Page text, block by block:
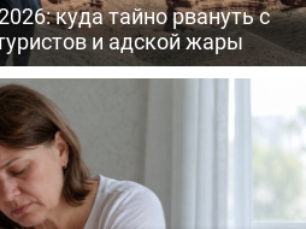
куда тайно рвануть с
и адской жары